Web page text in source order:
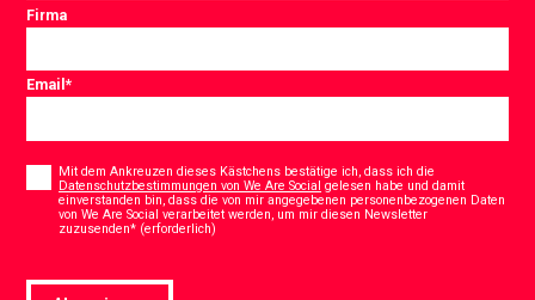
Firma
Email*
Consent
Mit dem Ankreuzen dieses Kästchens bestätige ich, dass ich die
Datenschutzbestimmungen von We Are Social gelesen habe und damit
einverstanden bin, dass die von mir angegebenen personenbezogenen Daten
von We Are Social verarbeitet werden, um mir diesen Newsletter
zuzusenden* (erforderlich)